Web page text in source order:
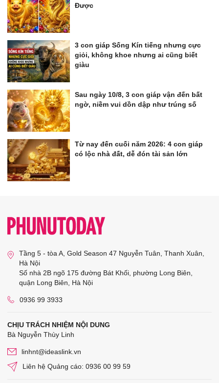
Được
3 con giáp Sống Kín tiếng nhưng cực
giỏi, không khoe nhưng ai cũng biết
giàu
Sau ngày 10/8, 3 con giáp vận đến bất
ngờ, niềm vui dồn dập như trúng số
Từ nay đến cuối năm 2026: 4 con giáp
có lộc nhà đất, dễ đón tài sản lớn
Tầng 5 - tòa A, Gold Season 47 Nguyễn Tuân, Thanh Xuân,
Hà Nội
Số nhà 2B ngõ 175 đường Bát Khối, phường Long Biên,
quận Long Biên, Hà Nội
0936 99 3933
CHỊU TRÁCH NHIỆM NỘI DUNG
Bà Nguyễn Thùy Linh
linhnt@ideaslink.vn
Liên hệ Quảng cáo: 0936 00 99 59